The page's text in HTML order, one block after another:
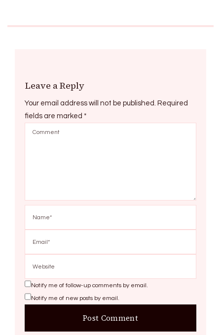
Leave a Reply
Your email address will not be published. Required
fields are marked *
Notify me of follow-up comments by email.
Notify me of new posts by email.